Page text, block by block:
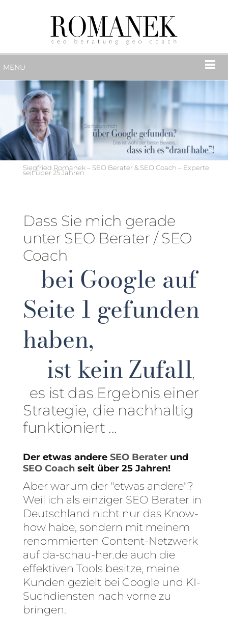
MENU
Siegfried Romanek – SEO Berater & SEO Coach – Experte
seit über 25 Jahren
Dass Sie mich gerade
unter SEO Berater / SEO
Coach
bei Google auf
Seite 1 gefunden
haben,
ist kein Zufall,
es ist das Ergebnis einer
Strategie, die nachhaltig
funktioniert ...
Der etwas andere SEO Berater und
SEO Coach seit über 25 Jahren!
Aber warum der "etwas andere"?
Weil ich als einziger SEO Berater in
Deutschland nicht nur das Know-
how habe, sondern mit meinem
renommierten Content-Netzwerk
auf da-schau-her.de auch die
effektiven Tools besitze, meine
Kunden gezielt bei Google und KI-
Suchdiensten nach vorne zu
bringen.